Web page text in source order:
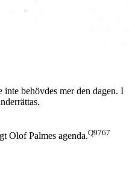
behövdes mer den dagen. I
Olof Palmes agenda.Q9767